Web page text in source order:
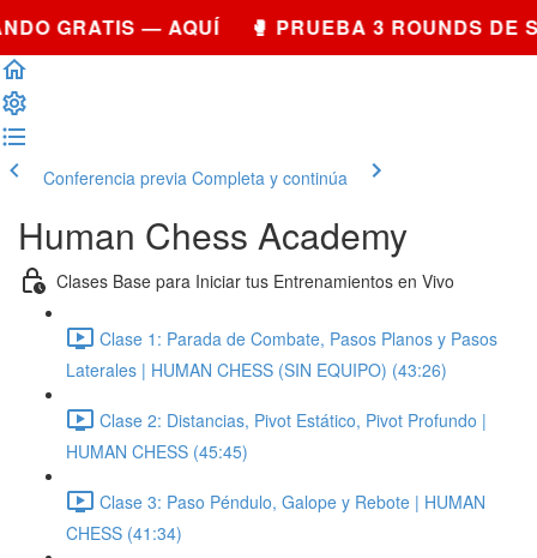
GRATIS — AQUÍ 🥊 PRUEBA 3 ROUNDS DE
Conferencia previa Completa y continúa
Human Chess Academy
Clases Base para Iniciar tus Entrenamientos en Vivo
Clase 1: Parada de Combate, Pasos Planos y Pasos
Laterales | HUMAN CHESS (SIN EQUIPO) (43:26)
Clase 2: Distancias, Pivot Estático, Pivot Profundo |
HUMAN CHESS (45:45)
Clase 3: Paso Péndulo, Galope y Rebote | HUMAN
CHESS (41:34)